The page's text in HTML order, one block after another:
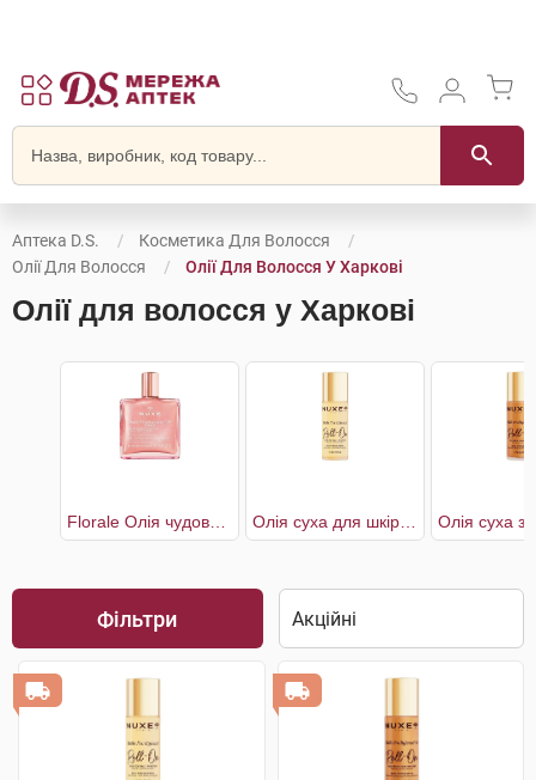
Аптека D.S.
Косметика Для Волосся
Олії Для Волосся
Олії Для Волосся У Харкові
Олії для волосся у Харкові
Фільтри